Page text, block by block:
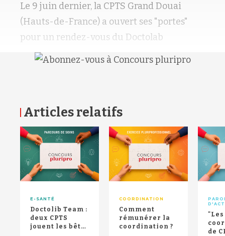
Le 9 juin dernier, la CPTS Grand Douai
(Hauts-de-France) a ouvert ses "portes"
pour un rendez-vous du Doctolab
Articles relatifs
E-SANTÉ
Doctolib Team :
deux CPTS
jouent les bêta
COORDINATION
Comment
rémunérer la
coordination ?
"Les
de
RETOUR HAUT DE PAGE